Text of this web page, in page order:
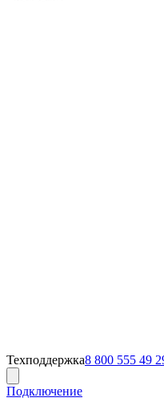
Техподдержка8 800 555 49
Подключение